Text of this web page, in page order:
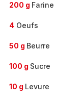
200 g Farine
4 Oeufs
50 g Beurre
100 g Sucre
10 g Levure